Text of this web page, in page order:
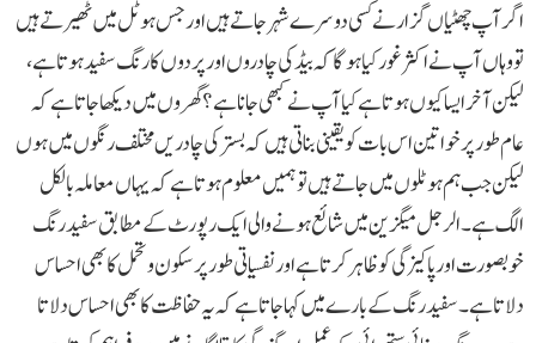
اگر آپ چھٹیاں گزارنے کسی دوسرے شہر جاتے ہیں اور جس ہوٹل میں ٹھیرتے ہیں
تو وہاں آپ نے اکثر غور کیا ہوگا کہ بیڈ کی چادروں اور پردوں کا رنگ سفید ہوتا ہے،
لیکن آخر ایسا کیوں ہوتا ہے کیا آپ نے کبھی جانا ہے؟گھروں میں دیکھا جاتا ہے کہ
عام طور پرخواتین اس بات کو یقینی بناتی ہیں کہ بستر کی چادریں مختلف رنگوں میں ہوں
لیکن جب ہم ہوٹلوں میں جاتے ہیں تو ہمیں معلوم ہوتا ہے کہ یہاں معاملہ بالکل
الگ ہے۔الرجل میگزین میں شائع ہونے والی ایک رپورٹ کے مطابق سفید رنگ
خوبصورت اور پاکیزگی کو ظاہر کرتا ہے اور نفسیاتی طور پر سکون و تحمل کا بھی احساس
دلاتا ہے۔ سفید رنگ کے بارے میں کہا جاتا ہے کہ یہ حفاظت کا بھی احساس دلاتا